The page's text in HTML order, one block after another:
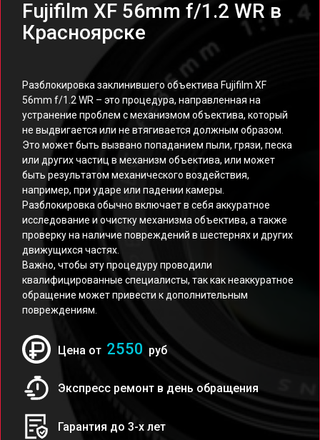
Fujifilm XF 56mm f/1.2 WR в
Красноярске
Разблокировка заклинившего объектива Fujifilm XF
56mm f/1.2 WR – это процедура, направленная на
устранение проблем с механизмом объектива, который
не выдвигается или не втягивается должным образом.
Это может быть вызвано попаданием пыли, грязи, песка
или других частиц в механизм объектива, или может
быть результатом механического воздействия,
например, при ударе или падении камеры.
Разблокировка обычно включает в себя аккуратное
исследование и очистку механизма объектива, а также
проверку на наличие повреждений в шестернях и других
движущихся частях.
Важно, чтобы эту процедуру проводили
квалифицированные специалисты, так как неаккуратное
обращение может привести к дополнительным
повреждениям.
Цена от 2550 руб
Экспресс ремонт в день обращения
Гарантия до 3-х лет